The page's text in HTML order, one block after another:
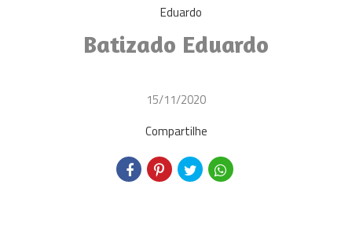
Batizado Eduardo
15/11/2020
Compartilhe